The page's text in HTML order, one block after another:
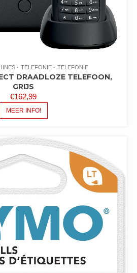
TELEFONIE TELEFONIE
DRAADLOZE TELEFOON,
GRIJS
€162,99
MEER INFO!